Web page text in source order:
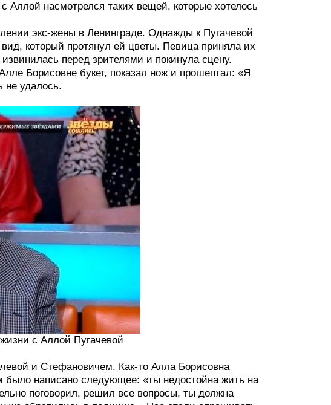
насмотрелся таких вещей, которые хотелось
экс-жены в Ленинграде. Однажды к Пугачевой
который протянул ей цветы. Певица приняла их
перед зрителями и покинула сцену.
Борисовне букет, показал нож и прошептал: «Я
не удалось.
с Аллой Пугачевой
и Стефановичем. Как-то Алла Борисовна
было написано следующее: «ты недостойна жить на
поговорил, решил все вопросы, ты должна